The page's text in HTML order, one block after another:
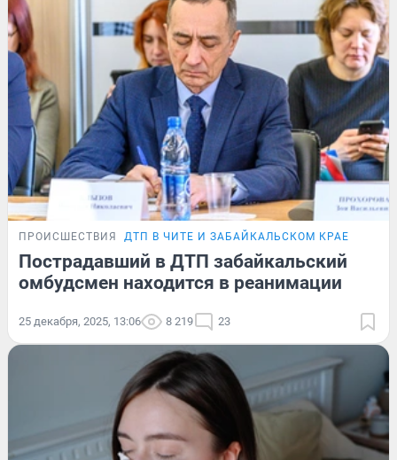
ПРОИСШЕСТВИЯ ДТП В ЧИТЕ И ЗАБАЙКАЛЬСКОМ КРАЕ
Пострадавший в ДТП забайкальский
омбудсмен находится в реанимации
25 декабря, 2025, 13:06 8 219 23